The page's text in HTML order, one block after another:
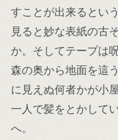
すことが出来るとい
見ると妙な表紙の古
か。そしてテープは
森の奥から地面を這
に見えぬ何者かが小
一人で髪をとかして
へ。